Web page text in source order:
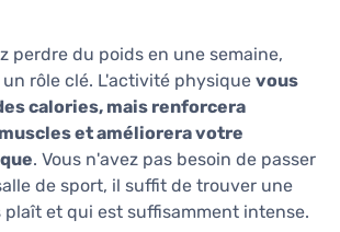
perdre du poids en une semaine,
rôle clé. L'activité physique vous
calories, mais renforcera
et améliorera votre
. Vous n'avez pas besoin de passer
de sport, il suffit de trouver une
et qui est suffisamment intense.